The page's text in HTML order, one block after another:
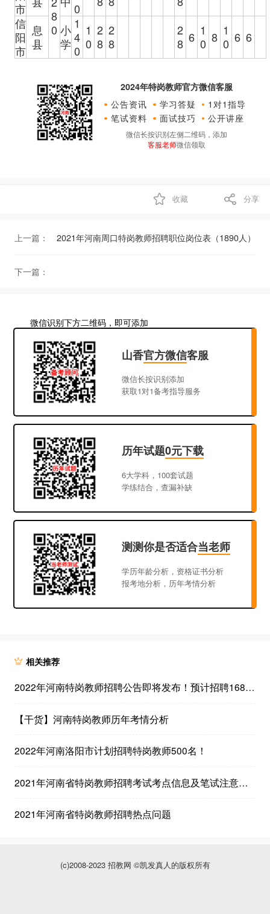
市
8
0
0
信
阳
市
息
县
小
学
1
4
0
1
0
2
8
2
8
2
8 6 1
0 8 1
0 6 6
2024年特岗教师官方微信客服
公告资讯
学习答疑
1对1指导
笔试资料
面试技巧 公开讲座
微信长按识别左侧二维码，添加
客服老师微信领取
收藏 分享
上一篇： 2021年河南周口特岗教师招聘职位岗位表（1890人）
下一篇：
微信识别下方二维码，即可添加
山香官方微信客服
微信长按识别添加
获取1对1备考指导服务
历年试题0元下载
6大学科，100套试题
学练结合，查漏补缺
测测你是否适合当老师
学历年龄分析，资格证书分析
报考地分析，历年考情分析
相关推荐
2022年河南特岗教师招聘公告即将发布！预计招聘16800人！
【干货】河南特岗教师历年考情分析
2022年河南洛阳市计划招聘特岗教师500名！
2021年河南省特岗教师招聘考试考点信息及笔试注意事项公告汇总
2021年河南省特岗教师招聘热点问题
(c)2008-2023 招教网 ©凯发真人的版权所有